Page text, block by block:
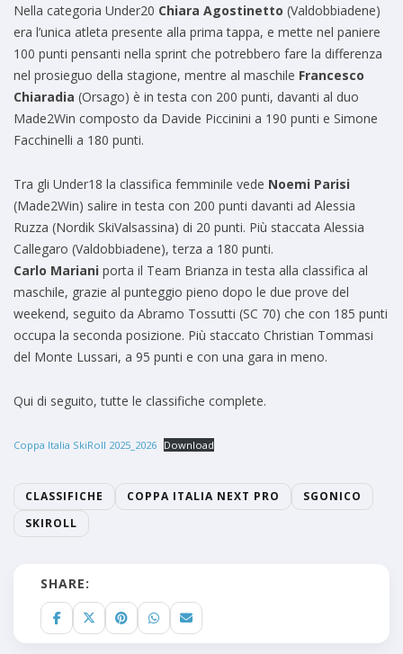
Nella categoria Under20 Chiara Agostinetto (Valdobbiadene)
era l’unica atleta presente alla prima tappa, e mette nel paniere
100 punti pensanti nella sprint che potrebbero fare la differenza
nel prosieguo della stagione, mentre al maschile Francesco
Chiaradia (Orsago) è in testa con 200 punti, davanti al duo
Made2Win composto da Davide Piccinini a 190 punti e Simone
Facchinelli a 180 punti.
Tra gli Under18 la classifica femminile vede Noemi Parisi
(Made2Win) salire in testa con 200 punti davanti ad Alessia
Ruzza (Nordik SkiValsassina) di 20 punti. Più staccata Alessia
Callegaro (Valdobbiadene), terza a 180 punti.
Carlo Mariani porta il Team Brianza in testa alla classifica al
maschile, grazie al punteggio pieno dopo le due prove del
weekend, seguito da Abramo Tossutti (SC 70) che con 185 punti
occupa la seconda posizione. Più staccato Christian Tommasi
del Monte Lussari, a 95 punti e con una gara in meno.
Qui di seguito, tutte le classifiche complete.
Coppa Italia SkiRoll 2025_2026 Download
CLASSIFICHE COPPA ITALIA NEXT PRO
SGONICO
SKIROLL
SHARE: